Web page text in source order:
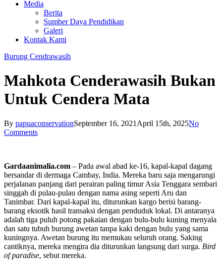
Media
Berita
Sumber Daya Pendidikan
Galeri
Kontak Kami
Burung Cendrawasih
Mahkota Cenderawasih Bukan
Untuk Cendera Mata
By papuaconservationSeptember 16, 2021 April 15th, 2025No
Comments
Gardaanimalia.com – Pada awal abad ke-16, kapal-kapal dagang
bersandar di dermaga Cambay, India. Mereka baru saja mengarungi
perjalanan panjang dari perairan paling timur Asia Tenggara sembari
singgah di pulau-pulau dengan nama asing seperti Aru dan
Tanimbar. Dari kapal-kapal itu, diturunkan kargo berisi barang-
barang eksotik hasil transaksi dengan penduduk lokal. Di antaranya
adalah tiga puluh potong pakaian dengan bulu-bulu kuning menyala
dan satu tubuh burung awetan tanpa kaki dengan bulu yang sama
kuningnya. Awetan burung itu memukau seluruh orang. Saking
cantiknya, mereka mengira dia diturunkan langsung dari surga. Bird
of paradise, sebut mereka.